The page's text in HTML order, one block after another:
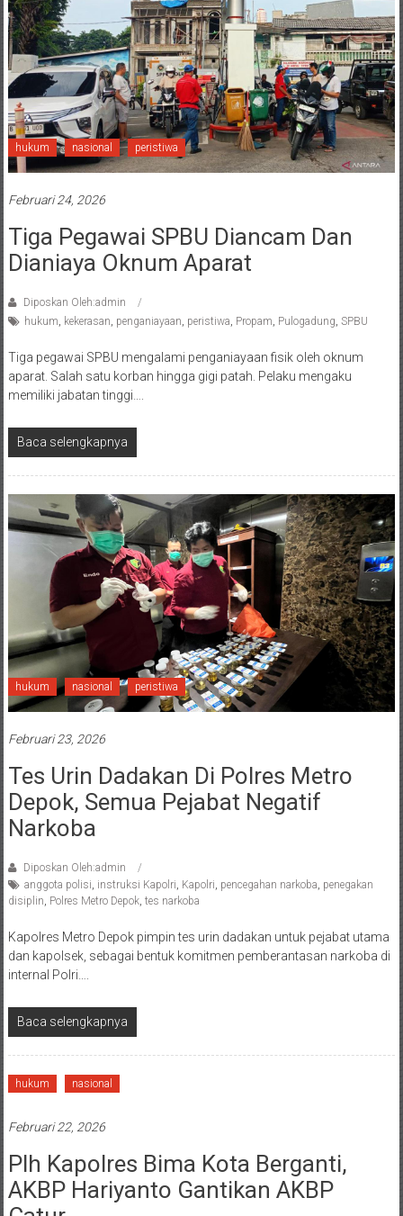
hukum nasional peristiwa
Februari 24, 2026
Tiga Pegawai SPBU Diancam Dan
Dianiaya Oknum Aparat
Diposkan Oleh:admin
hukum, kekerasan, penganiayaan, peristiwa, Propam, Pulogadung, SPBU
Tiga pegawai SPBU mengalami penganiayaan fisik oleh oknum
aparat. Salah satu korban hingga gigi patah. Pelaku mengaku
memiliki jabatan tinggi….
Baca selengkapnya
hukum nasional peristiwa
Februari 23, 2026
Tes Urin Dadakan Di Polres Metro
Depok, Semua Pejabat Negatif
Narkoba
Diposkan Oleh:admin
anggota polisi, instruksi Kapolri, Kapolri, pencegahan narkoba, penegakan
disiplin, Polres Metro Depok, tes narkoba
Kapolres Metro Depok pimpin tes urin dadakan untuk pejabat utama
dan kapolsek, sebagai bentuk komitmen pemberantasan narkoba di
internal Polri….
Baca selengkapnya
hukum nasional
Februari 22, 2026
Plh Kapolres Bima Kota Berganti,
AKBP Hariyanto Gantikan AKBP